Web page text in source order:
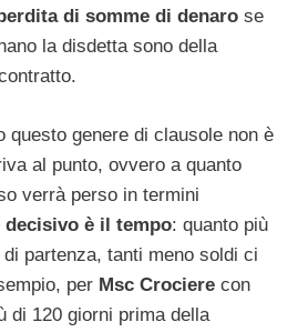
di somme di denaro se
la disdetta sono della
questo genere di clausole non è
al punto, ovvero a quanto
verrà perso in termini
è il tempo: quanto più
partenza, tanti meno soldi ci
per Msc Crociere con
di 120 giorni prima della